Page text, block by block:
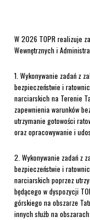
W 2026 TOPR realizuje
Wewnętrznych i
1. Wykonywanie zadań z
bezpieczeństwie i
narciarskich na Terenie
zapewnienia warunków
utrzymanie gotowości
oraz opracowywanie i
2. Wykonywanie zadań z
bezpieczeństwie i
narciarskich poprzez
będącego w dyspozycji
górskiego na obszarze
innych służb na